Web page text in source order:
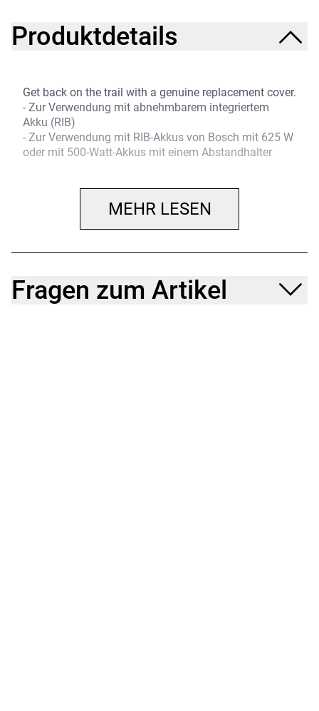
Produktdetails
Get back on the trail with a genuine replacement cover.
- Zur Verwendung mit abnehmbarem integriertem
Akku (RIB)
- Zur Verwendung mit RIB-Akkus von Bosch mit 625 W
oder mit 500-Watt-Akkus mit einem Abstandhalter
MEHR LESEN
Fragen zum Artikel